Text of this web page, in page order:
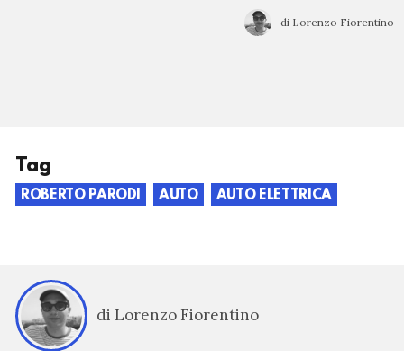
di Lorenzo Fiorentino
Tag
ROBERTO PARODI AUTO AUTO ELETTRICA
di Lorenzo Fiorentino